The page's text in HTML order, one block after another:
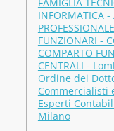
INFORMATICA -
FUNZIONARI -
COMPARTO
CENTRALI -
Ordine dei
Commercialisti
Esperti
Milano